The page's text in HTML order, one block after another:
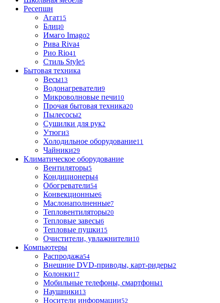
Ресепшн
Агат15
Блиц0
Имаго Imago2
Рива Riva4
Рио Rio41
Стиль Style5
Бытовая техника
Весы13
Водонагреватели9
Микроволновые печи10
Прочая бытовая техника20
Пылесосы2
Сушилки для рук2
Утюги3
Холодильное оборудование11
Чайники29
Климатическое оборудование
Вентиляторы5
Кондиционеры4
Обогреватели54
Конвекционные6
Маслонаполненные7
Тепловентиляторы20
Тепловые завесы6
Тепловые пушки15
Очистители, увлажнители10
Компьютеры
Распродажа54
Внешние DVD-приводы, карт-ридеры2
Колонки17
Мобильные телефоны, смартфоны1
Наушники13
Носители информации52